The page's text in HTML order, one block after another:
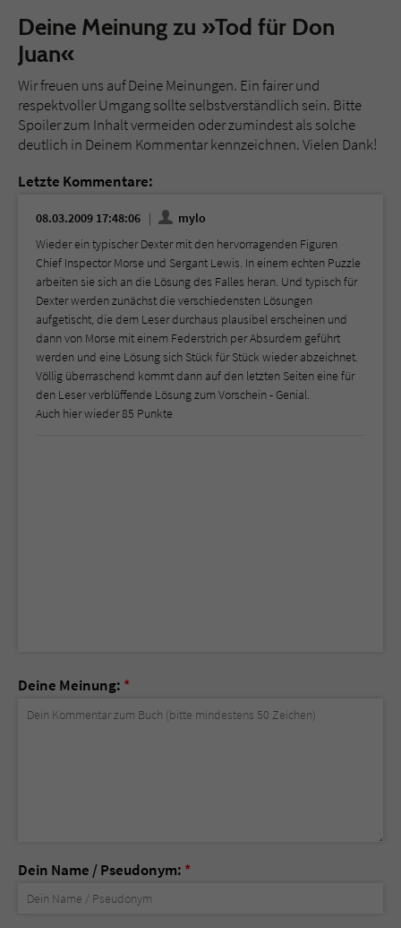
Deine Meinung zu »Tod für Don
Juan«
Wir freuen uns auf Deine Meinungen. Ein fairer und
respektvoller Umgang sollte selbstverständlich sein. Bitte
Spoiler zum Inhalt vermeiden oder zumindest als solche
deutlich in Deinem Kommentar kennzeichnen. Vielen Dank!
Letzte Kommentare:
08.03.2009 17:48:06
mylo
Wieder ein typischer Dexter mit den hervorragenden Figuren
Chief Inspector Morse und Sergant Lewis. In einem echten Puzzle
arbeiten sie sich an die Lösung des Falles heran. Und typisch für
Dexter werden zunächst die verschiedensten Lösungen
aufgetischt, die dem Leser durchaus plausibel erscheinen und
dann von Morse mit einem Federstrich per Absurdem geführt
werden und eine Lösung sich Stück für Stück wieder abzeichnet.
Völlig überraschend kommt dann auf den letzten Seiten eine für
den Leser verblüffende Lösung zum Vorschein - Genial.
Auch hier wieder 85 Punkte
Deine Meinung: *
Dein Name / Pseudonym: *